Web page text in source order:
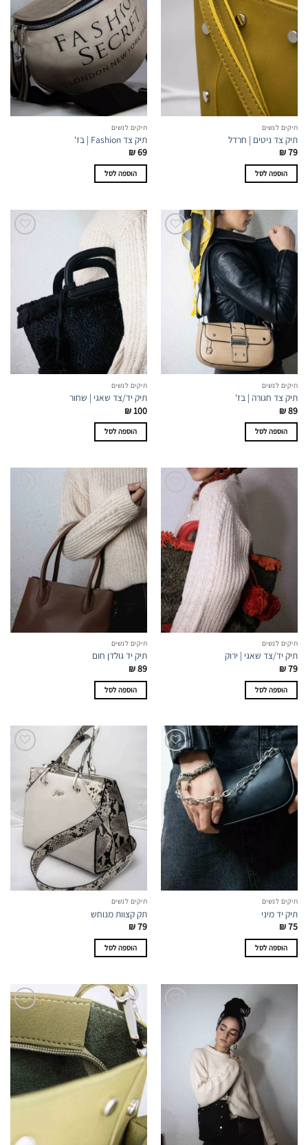
תיקים לנשים
תיק צד ניטים | חרדל
₪79
הוספה לסל
תיקים לנשים
תיק צד Fashion | בז'
₪69
הוספה לסל
תיקים לנשים
תיק צד חגורה | בז'
₪89
הוספה לסל
תיקים לנשים
תיק יד/צד שאגי | שחור
₪100
הוספה לסל
תיקים לנשים
תיק יד/צד שאגי | ירוק
₪79
הוספה לסל
תיקים לנשים
תיק יד גולדן חום
₪89
הוספה לסל
תיקים לנשים
תיק יד מיני
₪75
הוספה לסל
תיקים לנשים
תק קצוות מנוחש
₪79
הוספה לסל